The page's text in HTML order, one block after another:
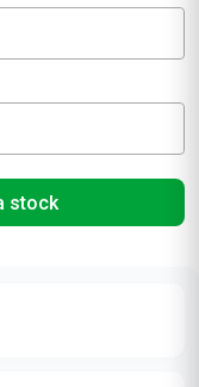
stock